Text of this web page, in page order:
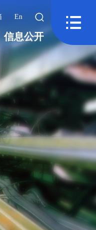
En
信息公开